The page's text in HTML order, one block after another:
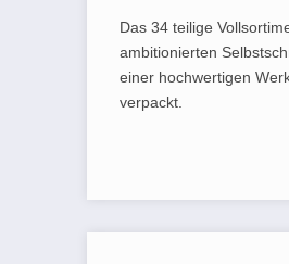
Das 34 teilige
ambitionierten
einer hochwertigen
verpackt.